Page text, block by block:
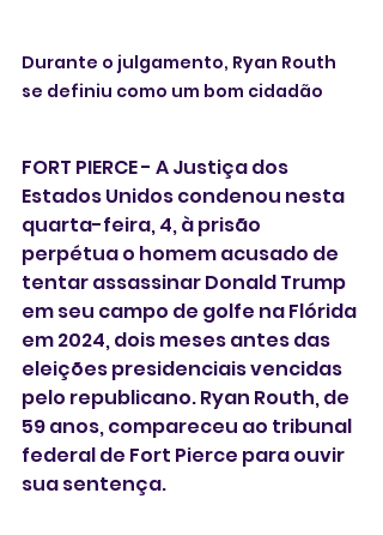
Durante o julgamento, Ryan Routh
se definiu como um bom cidadão
FORT PIERCE - A Justiça dos
Estados Unidos condenou nesta
quarta-feira, 4, à prisão
perpétua o homem acusado de
tentar assassinar Donald Trump
em seu campo de golfe na Flórida
em 2024, dois meses antes das
eleições presidenciais vencidas
pelo republicano. Ryan Routh, de
59 anos, compareceu ao tribunal
federal de Fort Pierce para ouvir
sua sentença.